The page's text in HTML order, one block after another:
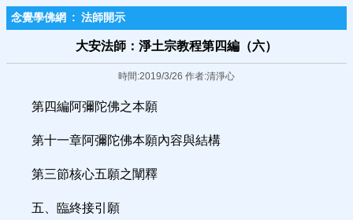
念覺學佛網 : 法師開示
大安法師：淨土宗教程第四編（六）
時間:2019/3/26 作者:清淨心
第四編阿彌陀佛之本願
第十一章阿彌陀佛本願內容與結構
第三節核心五願之闡釋
五、臨終接引願